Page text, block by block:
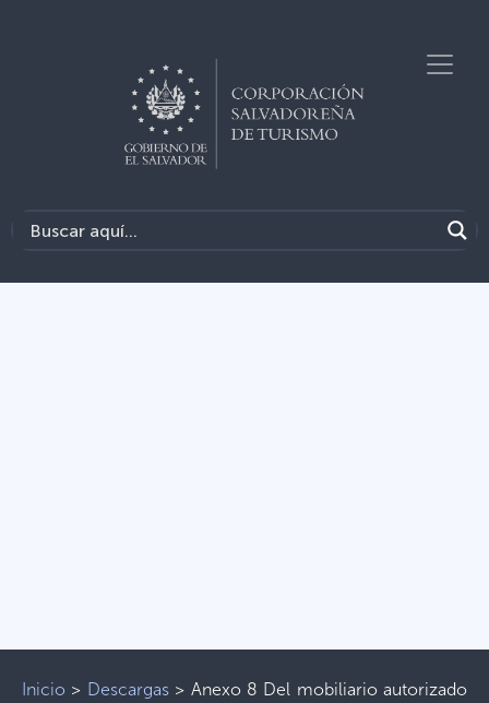
Inicio > Descargas> Anexo 8 Del mobiliario autorizado